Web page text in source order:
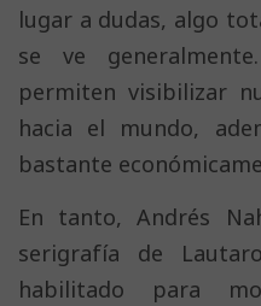
lugar a dudas, algo
se ve
permiten visibilizar
hacia el mundo,
bastante
En tanto, Andrés
serigrafía de
habilitado para